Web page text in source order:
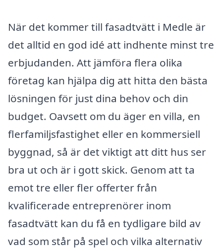
När det kommer till fasadtvätt i Medle är
det alltid en god idé att indhente minst tre
erbjudanden. Att jämföra flera olika
företag kan hjälpa dig att hitta den bästa
lösningen för just dina behov och din
budget. Oavsett om du äger en villa, en
flerfamiljsfastighet eller en kommersiell
byggnad, så är det viktigt att ditt hus ser
bra ut och är i gott skick. Genom att ta
emot tre eller fler offerter från
kvalificerade entreprenörer inom
fasadtvätt kan du få en tydligare bild av
vad som står på spel och vilka alternativ